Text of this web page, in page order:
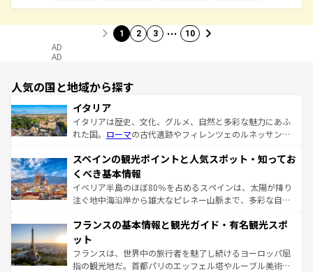
1 2 3 … 10
AD
AD
人気の国と地域から探す
イタリア
イタリアは歴史、文化、グルメ、自然と多彩な魅力にあふ
れた国。 ローマの古代遺跡やフィレンツェのルネッサンス
ろん、トスカーナの美しい田園風景やアマルフィ海岸の絶
景など、自然景観も見逃せない。観光の合間には、本場の
ピザやパスタなど、絶品のイタリア料理を堪能することも
できる。朝目覚めてから夜眠るまで、すべての瞬間を楽し
なお、新着のイタリア情報はコンテンツ一覧を参照してほ
しい。
スペインの観光ポイントと人気スポット・知ってお
くべき基本情報
イベリア半島のほぼ80％を占めるスペインは、太陽が降り
注ぐ地中海沿岸から雄大なピレネー山脈まで、多彩な自然
文化が根付くこの国では、情熱的なフラメンコ、熱気あふ
れる闘牛、そして美味しいタパスが生活の一部となってい
る。首都マドリードの洗練された雰囲気や、バルセロナの
アートに溢れた街角から、地方では古代ローマ遺跡や中世
フランスの基本情報と観光ガイド・有名観光スポ
ット
フランスは、世界中の旅行者を魅了し続けるヨーロッパ屈
指の観光地だ。首都パリのエッフェル塔やルーブル美術館